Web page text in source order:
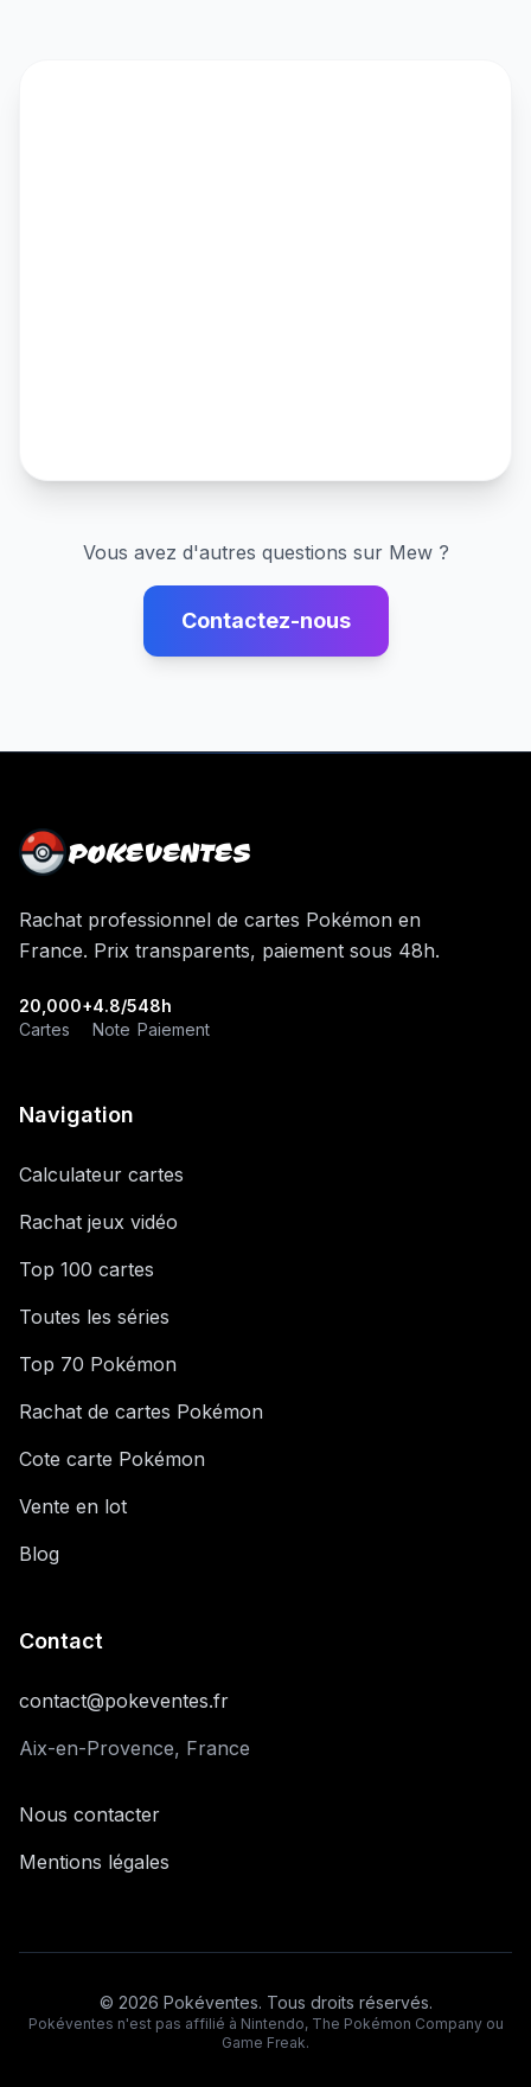
Vous avez d'autres questions sur Mew?
Contactez-nous
POKEVENTES
Rachat professionnel de cartes Pokémon en
France. Prix transparents, paiement sous 48h.
20,000+
Cartes
4.8/5
Note
48h
Paiement
Navigation
Calculateur cartes
Rachat jeux vidéo
Top 100 cartes
Toutes les séries
Top 70 Pokémon
Rachat de cartes Pokémon
Cote carte Pokémon
Vente en lot
Blog
Contact
contact@pokeventes.fr
Aix-en-Provence, France
Nous contacter
Mentions légales
© 2026 Pokéventes. Tous droits réservés.
Pokéventes n'est pas affilié à Nintendo, The Pokémon Company ou
Game Freak.